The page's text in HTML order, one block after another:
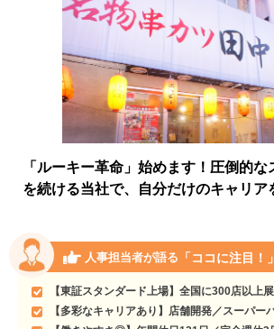
「ルーキー革命」始めます！圧倒的
を続ける当社で、自分だけのキャリア
人事担当者が語る 「ココに注目！」
【東証スタンダード上場】全国に300店以上
【多彩なキャリアあり】店舗開発／スーパー